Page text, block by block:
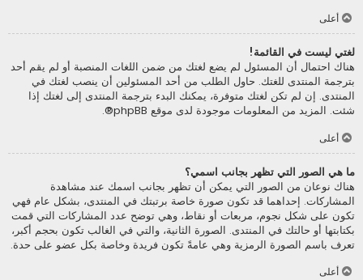
أعلى
لغتي ليست في القائمة!
هناك احتمال أن المسئول لم يضع لغتك من ضمن اللغات المنصبة أو لم يقم أحد
بترجمة المنتدى للغتك. حاول الطلب من أحد المسئولين أن ينصب لغتك في
المنتدى. إن لم تكن لغتك متوفرة، يمكنك البدء بترجمة المنتدى إلى لغتك إذا
شئت. المزيد من المعلومات موجودة لدى موقع phpBB
®.
أعلى
ما هي الصور التي تظهر بجانب اسمي؟
هناك نوعان من الصور التي يمكن أن تظهر بجانب اسمك عند مشاهدة
المشاركات. إحداهما قد تكون صورة خاصة برتبتك في المنتدى، بشكل عام فهي
تكون على شكل نجوم، مربعات أو نقاط، وهي توضح عدد المشاركات التي قمت
بكتابتها أو حالتك في المنتدى. الصورة الثانية، والتي في الغالب تكون بحجم أكبر،
تعرف باسم الصورة الرمزية وهي عامةً تكون فريدة وخاصة بكل عضو على حدة.
أعلى